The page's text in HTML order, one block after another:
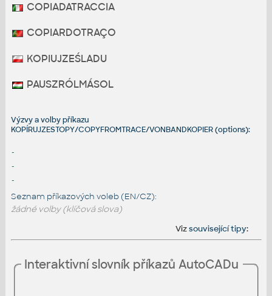
COPIADATRACCIA
COPIARDOTRAÇO
KOPIUJZEŚLADU
PAUSZRÓLMÁSOL
Výzvy a volby příkazu
KOPÍRUJZESTOPY/COPYFROMTRACE/VONBANDKOPIER (options):
-
-
-
Seznam příkazových voleb (EN/CZ):
žádné volby (klíčová slova)
Vizsouvisející tipy:
Interaktivní slovník příkazů AutoCADu